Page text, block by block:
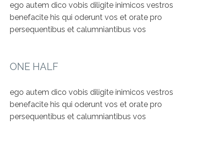
ego autem dico vobis diligite inimicos vestros
benefacite his qui oderunt vos et orate pro
persequentibus et calumniantibus vos
ONE HALF
ego autem dico vobis diligite inimicos vestros
benefacite his qui oderunt vos et orate pro
persequentibus et calumniantibus vos